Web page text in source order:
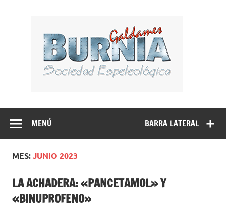
Espeleología Caving Encartaciones Bizkaia Galdames
Turtziotz -Trucios Karrantza – Carranza. Cueva, sima,
Leize, Kobazulo, CaveBARRA LATERAL
MENÚ
MES:JUNIO 2023
LA ACHADERA: «PANCETAMOL» Y
«BINUPROFENO»